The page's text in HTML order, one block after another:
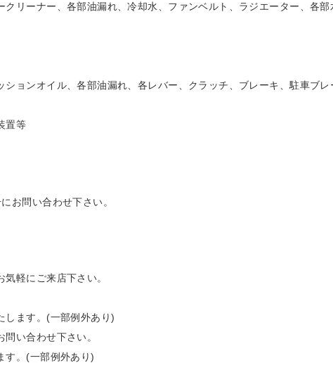
リーナー、各部油漏れ、冷却水、ファンベルト、ラジエーター、各
ョンオイル、各部油漏れ、各レバー、クラッチ、ブレーキ、駐車ブ
置等
お問い合わせ下さい。
軽にご来店下さい。
します。(一部例外あり)
い合わせ下さい。
す。(一部例外あり)